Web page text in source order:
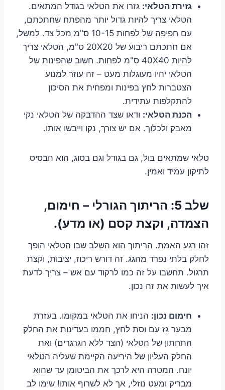
גזירת הטלאי: גזרו את הטלאי בגודל המתאים.
הטלאי צריך להיות גדול יותר מהפתח שחתכתם,
עם חפיפה של לפחות 10-15 ס"מ מכל צד. למשל,
אם חתכתם ריבוע של 20X20 ס"מ, הטלאי צריך
להיות 40X40 ס"מ לפחות. חשוב שהפינות של
הטלאי יהיו מעוגלות מעט – זה עוזר למנוע
הצטברות לחץ בפינות ומפחית את הסיכון
להתקלפות עתידית.
הכנת הטלאי: ודאו שצד ההדבקה של הטלאי נקי
מאבק ולכלוך. אם יש צורך, נקו וייבשו אותו.
טלאי שמתאים בול, גם בגודל וגם בסוג, הוא הבסיס
לתיקון עמיד ואמין.
שלב 5: הריתוך הגורלי – חימום,
הצמדה, וקצת קסם (או מדע).
זהו רגע האמת. הריתוך הוא השלב שבו הטלאי הופך
לחלק בלתי נפרד מהגג. זה דורש ריכוז, יציבות, וקצת
תרגול. תחשבו על זה כמו לרקוד עם אש – צריך לדעת
איך לעשות את זה נכון.
חימום נכון: הניחו את הטלאי במקומו. בעזרת
מבער גז עם וסת לחץ, חממו בעדינות את החלק
התחתון של הטלאי (הצד ללא הגרגרים) ואת
החלק העליון של היריעה הקיימת שעליה הטלאי
יונח. המטרה היא לרכך את הביטומן עד שהוא
מבריק ומעט נוזלי, אך לא לשרוף אותו! שימו לב